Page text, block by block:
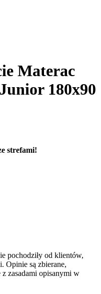
Materac
180x90
strefami!
pochodziły od klientów,
Opinie są zbierane,
zasadami opisanymi w